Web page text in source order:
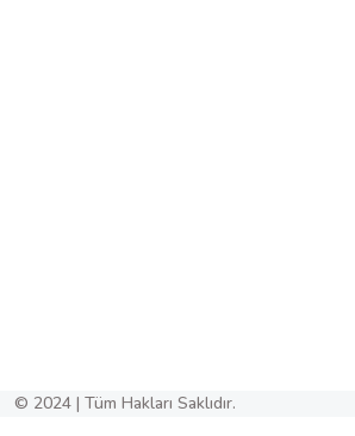
© 2024 | Tüm Hakları Saklıdır.